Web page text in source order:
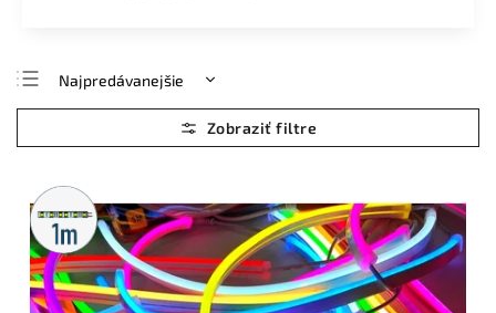
Najpredávanejšie
Najlacnejšie
Najdrahšie
Abecedne
Metrážny
predaj